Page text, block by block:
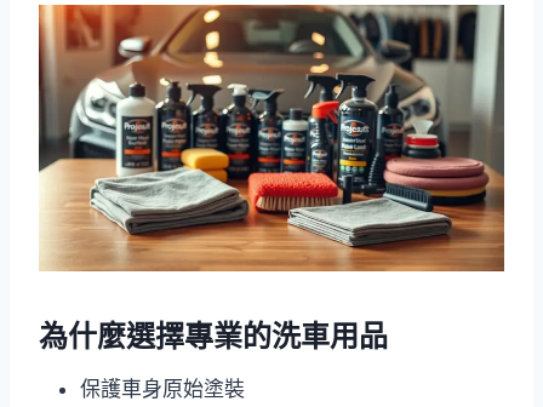
為什麼選擇專業的洗車用品
保護車身原始塗裝